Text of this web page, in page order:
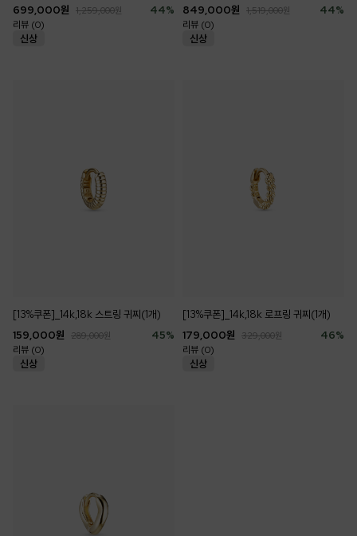
44%
699,000원 1,259,000원
리뷰 (0)
44%
849,000원 1,519,000원
리뷰 (0)
[13%쿠폰]_14k,18k 스트링 귀찌(1개)
45%
159,000원 289,000원
리뷰 (0)
[13%쿠폰]_14k,18k 로프링 귀찌(1개)
46%
179,000원 329,000원
리뷰 (0)